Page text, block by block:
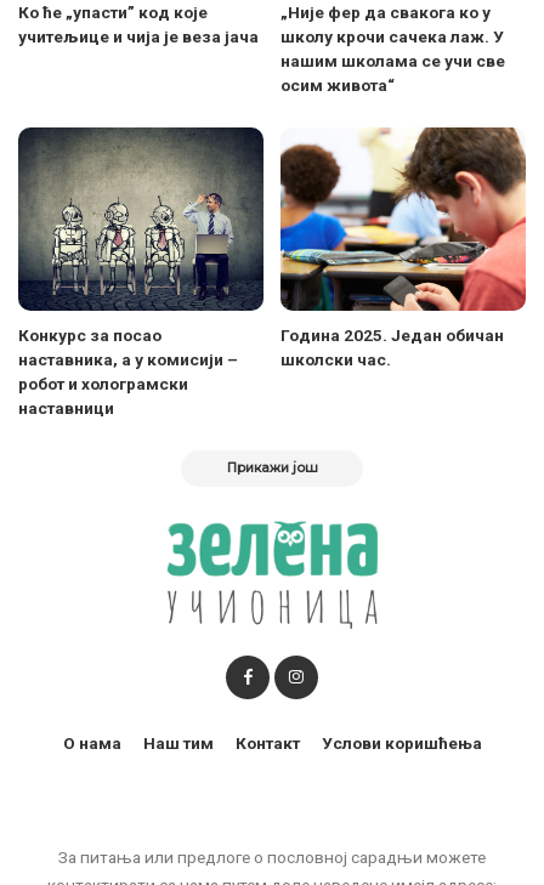
Ко ће „упасти” код које
учитељице и чија је веза јача
„Није фер да свакога ко у
школу крочи сачека лаж. У
нашим школама се учи све
осим живота“
Конкурс за посао
наставника, а у комисији –
робот и холограмски
наставници
Година 2025. Један обичан
школски час.
Прикажи још
За питања или предлоге о пословној сарадњи можете
О нама Наш тим Контакт Услови коришћења